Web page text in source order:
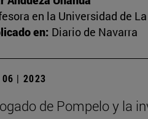
en la Universidad de
en: Diario de Navarra
| 2023
de Pompelo y la